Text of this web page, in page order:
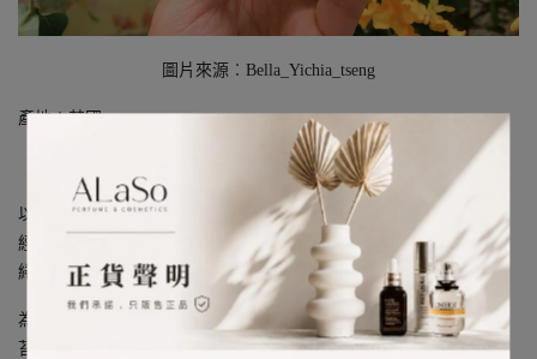
圖片來源︰Bella_Yichia_tseng
產地︰英國
以代表英國鄉間的忍冬為香氛的靈魂，透過晨露玫瑰的清新讓這款
經典英倫香氣更具有現代感，溫柔了整體香氛的彈性；加入印蒿繾
綣交纏著的甜美果香，
為香氛注入歡欣愉悅；最後再調合宛如雨後帶著溫潤水氣的清脆樹
苔與誘人暖意的檀香，增添全新的層次，在經典中融合現代，激盪